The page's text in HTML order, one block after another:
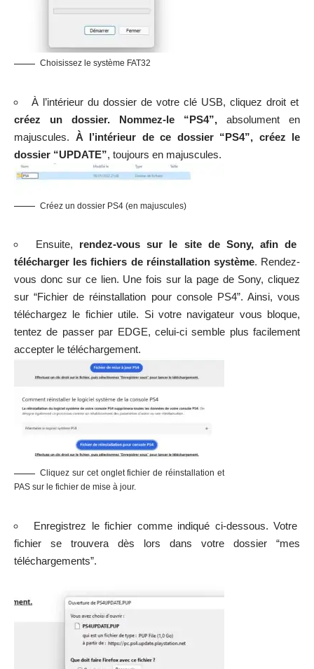
Choisissez le système FAT32
À l’intérieur du dossier de votre clé USB, cliquez droit et
créez un dossier. Nommez-le “PS4”, absolument en
majuscules. À l’intérieur de ce dossier “PS4”, créez le
dossier “UPDATE”, toujours en majuscules.
Créez un dossier PS4 (en majuscules)
Ensuite, rendez-vous sur le site de Sony, afin de
télécharger les fichiers de réinstallation système. Rendez-
vous donc sur ce lien. Une fois sur la page de Sony, cliquez
sur “Fichier de réinstallation pour console PS4”. Ainsi, vous
téléchargez le fichier utile. Si votre navigateur vous bloque,
tentez de passer par EDGE, celui-ci semble plus facilement
accepter le téléchargement.
Cliquez sur cet onglet fichier de réinstallation et
PAS sur le fichier de mise à jour.
Enregistrez le fichier comme indiqué ci-dessous. Votre
fichier se trouvera dès lors dans votre dossier “mes
téléchargements”.